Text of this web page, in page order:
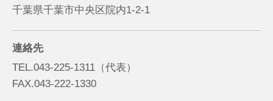
千葉県千葉市中央区院内1-2-1
連絡先
TEL.043-225-1311（代表）
FAX.043-222-1330